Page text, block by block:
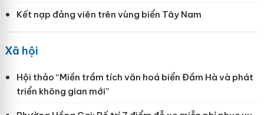
Kết nạp đảng viên trên vùng biển Tây Nam
Xã hội
Hội thảo “Miền trầm tích văn hoá biển Đầm Hà và phát
triển không gian mới”